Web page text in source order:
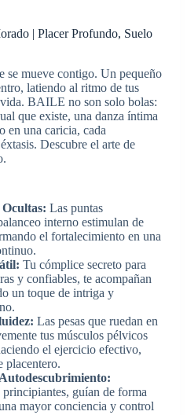
| Placer Profundo, Suelo
se mueve contigo. Un pequeño
latiendo al ritmo de tus
BAILE no son solo bolas:
que existe, una danza íntima
en una caricia, cada
Descubre el arte de
Ocultas: Las puntas
interno estimulan de
el fortalecimiento en una
Tu cómplice secreto para
y confiables, te acompañan
un toque de intriga y
Las pesas que ruedan en
tus músculos pélvicos
el ejercicio efectivo,
placentero.
guían de forma
mayor conciencia y control